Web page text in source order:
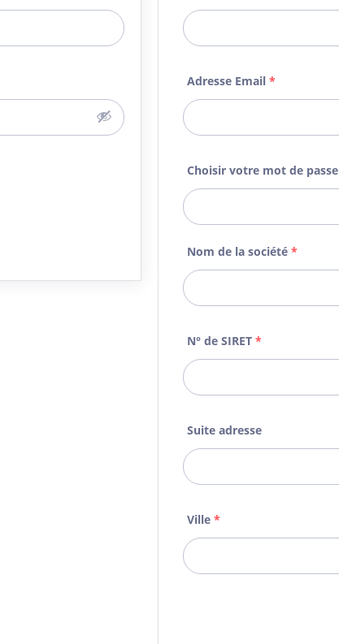
Adresse Email *
Choisir votre mot de passe
Nom de la société *
N° de SIRET *
Suite adresse
Ville *